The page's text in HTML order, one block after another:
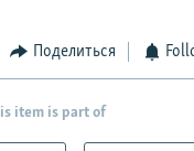
Поделиться
item is part of